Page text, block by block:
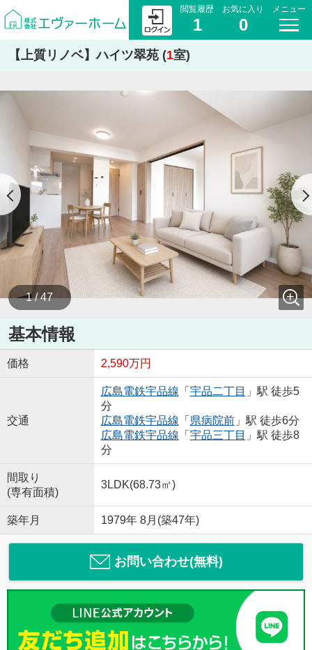
閲覧履歴
1
お気に入り
0
メニュー
【上質リノベ】ハイツ翠苑 (1室)
1 / 47
基本情報
価格 2,590万円
交通
広島電鉄宇品線 「 宇品二丁目 」駅 徒歩5
分
広島電鉄宇品線 「 県病院前」駅 徒歩6分
広島電鉄宇品線 「 宇品三丁目 」駅 徒歩8
分
間取り
(専有面積)
3LDK(68.73㎡)
築年月 1979年 8月(築47年)
お問い合わせ(無料)